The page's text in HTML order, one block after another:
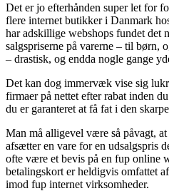
Det er jo efterhånden super let for
flere internet butikker i Danmark
har adskillige webshops fundet det
salgspriserne på varerne – til børn,
– drastisk, og endda nogle gange
Det kan dog immervæk vise sig
firmaer på nettet efter rabat inden
du er garanteret at få fat i den
Man må alligevel være så påvagt,
afsætter en vare for en udsalgspris
ofte være et bevis på en fup online
betalingskort er heldigvis omfattet
imod fup internet virksomheder.